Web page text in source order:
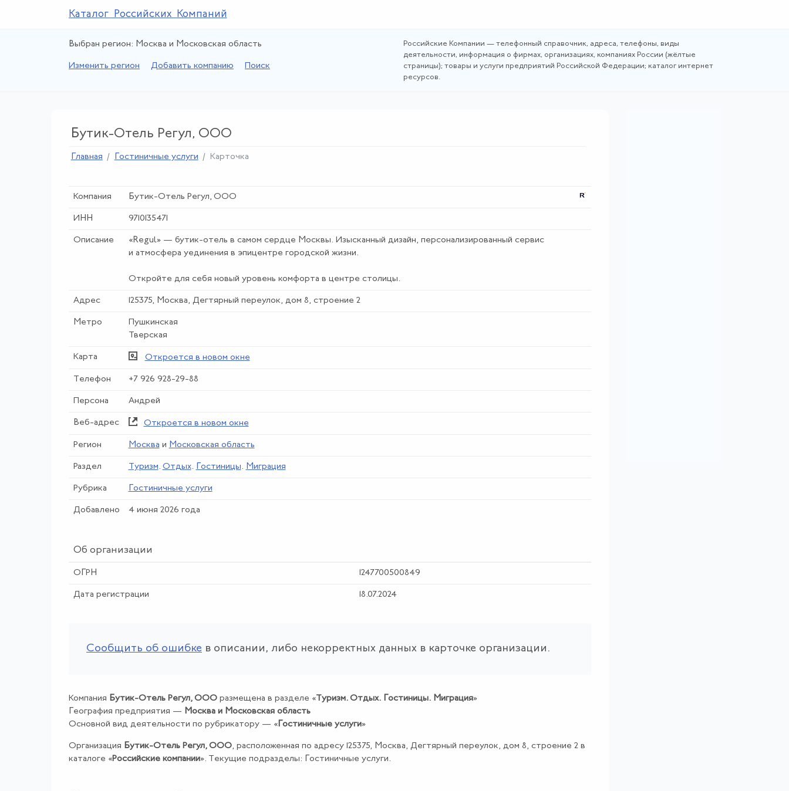
Каталог Российских Компаний
Выбран регион: Москва и Московская область
Изменить регион Добавить компанию Поиск
Российские Компании — телефонный справочник, адреса, телефоны, виды
деятельности, информация о фирмах, организациях, компаниях России (жёлтые
страницы); товары и услуги предприятий Российской Федерации; каталог интернет
ресурсов.
Бутик-Отель Регул, ООО
Главная Гостиничные услуги Карточка
Компания Бутик-Отель Регул, ООО
ИНН 9710135471
Описание
«Regul» — бутик‑отель в самом сердце Москвы. Изысканный дизайн, персонализированный сервис
и атмосфера уединения в эпицентре городской жизни.
Откройте для себя новый уровень комфорта в центре столицы.
Адрес 125375, Москва, Дегтярный переулок, дом 8, строение 2
Метро
Пушкинская
Тверская
Карта Откроется в новом окне
Телефон +7 926 928-29-88
Персона Андрей
Веб-адрес Откроется в новом окне
Регион Москва и Московская область
Раздел Туризм. Отдых. Гостиницы. Миграция
Рубрика Гостиничные услуги
Добавлено 4 июня 2026 года
Об организации
ОГРН 1247700500849
Дата регистрации 18.07.2024
Сообщить об ошибке в описании, либо некорректных данных в карточке организации.
Компания Бутик-Отель Регул, ООО размещена в разделе «Туризм. Отдых. Гостиницы. Миграция»
География предприятия — Москва и Московская область
Основной вид деятельности по рубрикатору — « Гостиничные услуги»
Организация Бутик-Отель Регул, ООО, расположенная по адресу 125375, Москва, Дегтярный переулок, дом 8, строение 2 в
каталоге «Российские компании». Текущие подразделы: Гостиничные услуги.